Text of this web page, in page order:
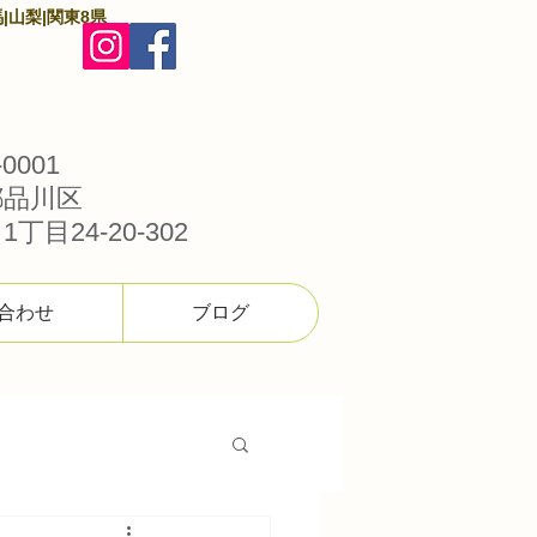
山梨|関東8県
川区
丁目24-20-302
わせ ブログ